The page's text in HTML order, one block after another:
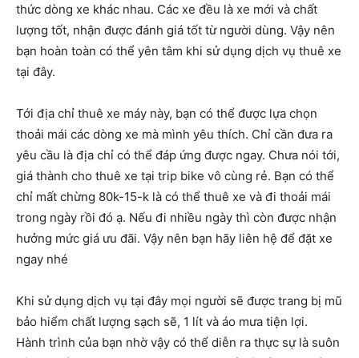
thức dòng xe khác nhau. Các xe đều là xe mới và chất
lượng tốt, nhận được đánh giá tốt từ người dùng. Vậy nên
bạn hoàn toàn có thể yên tâm khi sử dụng dịch vụ thuê xe
tại đây.
Tới địa chỉ thuê xe máy này, bạn có thể được lựa chọn
thoải mái các dòng xe mà mình yêu thích. Chỉ cần đưa ra
yêu cầu là địa chỉ có thể đáp ứng được ngay. Chưa nói tới,
giá thành cho thuê xe tại trip bike vô cùng rẻ. Bạn có thể
chỉ mất chừng 80k-15-k là có thể thuê xe và đi thoải mái
trong ngày rồi đó ạ. Nếu đi nhiều ngày thì còn được nhận
hưởng mức giá ưu đãi. Vậy nên bạn hãy liên hệ để đặt xe
ngay nhé
Khi sử dụng dịch vụ tại đây mọi người sẽ được trang bị mũ
bảo hiểm chất lượng sạch sẽ, 1 lít và áo mưa tiện lợi.
Hành trình của bạn nhờ vậy có thể diễn ra thực sự là suôn